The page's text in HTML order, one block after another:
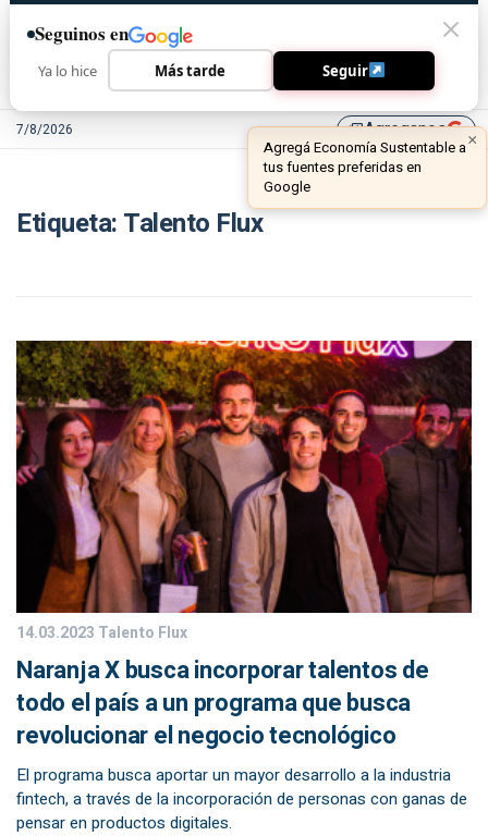
7/8/2026 library_addAgreganos ×
Agregá Economía Sustentable a
tus fuentes preferidas en
Google
Etiqueta: Talento Flux
14.03.2023 Talento Flux
Naranja X busca incorporar talentos de
todo el país a un programa que busca
revolucionar el negocio tecnológico
El programa busca aportar un mayor desarrollo a la industria
fintech, a través de la incorporación de personas con ganas de
pensar en productos digitales.
Seguinos en
Ya lo hice Más tarde Seguir